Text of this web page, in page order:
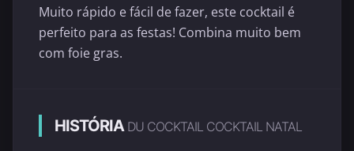
Muito rápido e fácil de fazer, este cocktail é
perfeito para as festas! Combina muito bem
com foie gras.
HISTÓRIA DU COCKTAIL COCKTAIL NATAL